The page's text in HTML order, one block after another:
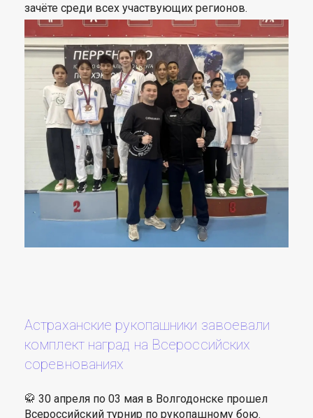
зачёте среди всех участвующих регионов.
Астраханские рукопашники завоевали
комплект наград на Всероссийских
соревнованиях
🥋 30 апреля по 03 мая в Волгодонске прошел
Всероссийский турнир по рукопашному бою.